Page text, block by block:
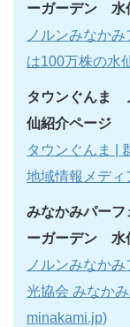
ーガーデン 水
ノルンみなか
は100万株の水
タウンぐんま
仙紹介ページ
タウンぐんま |
地域情報メディ
みなかみパー
ーガーデン 水
ノルンみなか
光協会 みなか
minakami.jp)